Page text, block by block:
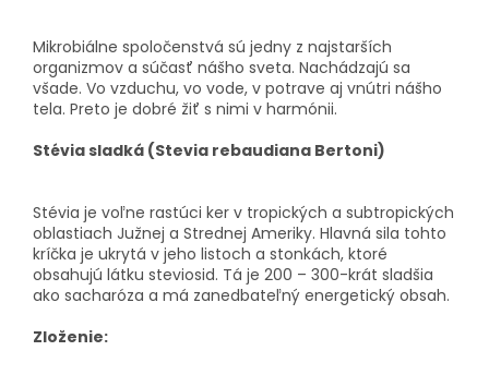
Mikrobiálne spoločenstvá sú jedny z najstarších
organizmov a súčasť nášho sveta. Nachádzajú sa
všade. Vo vzduchu, vo vode, v potrave aj vnútri nášho
tela. Preto je dobré žiť s nimi v harmónii.
Stévia sladká (Stevia rebaudiana Bertoni)
Stévia je voľne rastúci ker v tropických a subtropických
oblastiach Južnej a Strednej Ameriky. Hlavná sila tohto
kríčka je ukrytá v jeho listoch a stonkách, ktoré
obsahujú látku steviosid. Tá je 200 – 300-krát sladšia
ako sacharóza a má zanedbateľný energetický obsah.
Zloženie: